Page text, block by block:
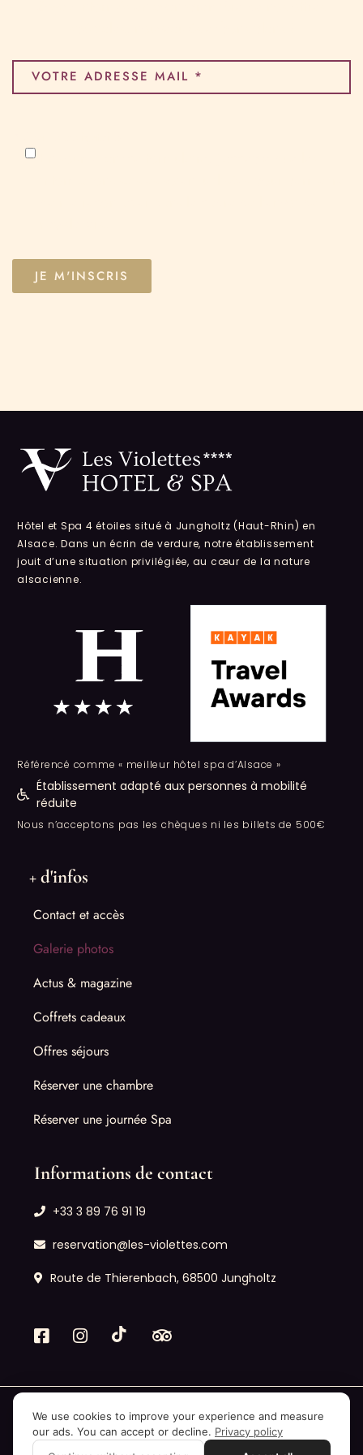
Hôtel et Spa 4 étoiles situé à Jungholtz (Haut-Rhin) en
Alsace. Dans un écrin de verdure, notre établissement
jouit d’une situation privilégiée, au cœur de la nature
alsacienne.
Référencé comme « meilleur hôtel spa d’Alsace »
Établissement adapté aux personnes à mobilité
réduite
Nous n’acceptons pas les chèques ni les billets de 500€
+ d'infos
Contact et accès
Galerie photos
Actus & magazine
Coffrets cadeaux
Offres séjours
Réserver une chambre
Réserver une journée Spa
Informations de contact
+33 3 89 76 91 19
reservation@les-violettes.com
Route de Thierenbach, 68500 Jungholtz
Mentions légales| Confidentialité|Plan de site
We use cookies to improve your experience and measure
our ads. You can accept or decline. Privacy policy